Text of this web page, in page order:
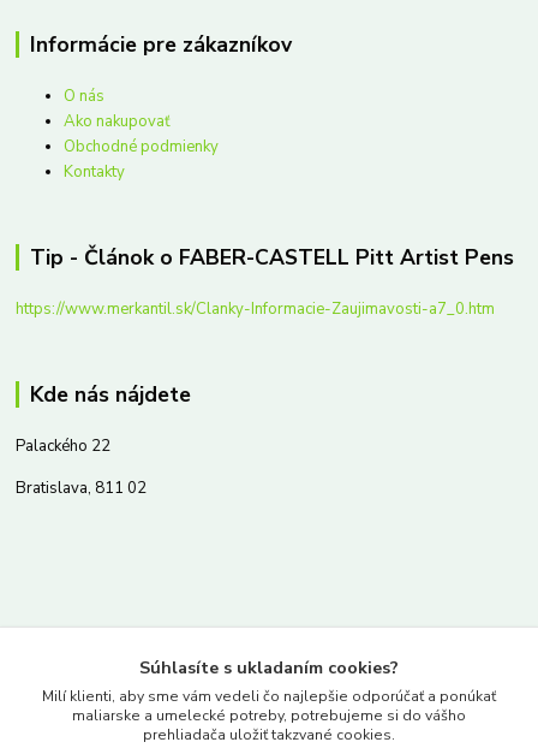
Informácie pre zákazníkov
O nás
Ako nakupovať
Obchodné podmienky
Kontakty
Tip - Článok o FABER-CASTELL Pitt Artist Pens
https://www.merkantil.sk/Clanky-Informacie-Zaujimavosti-a7_0.htm
Kde nás nájdete
Palackého 22
Bratislava, 811 02
www.merkantil.sk
Súhlasíte s ukladaním cookies?
Milí klienti, aby sme vám vedeli čo najlepšie odporúčať a ponúkať
maliarske a umelecké potreby, potrebujeme si do vášho
prehliadača uložiť takzvané cookies.